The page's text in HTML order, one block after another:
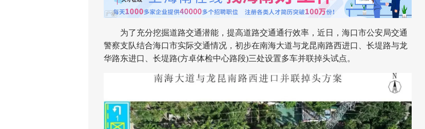
为了充分挖掘道路交通潜能，提高道路交通通行效率，近日，海口市公安局交通
警察支队结合海口市实际交通情况，初步在南海大道与龙昆南路西进口、长堤路与龙
华路东进口、长堤路(方卓体检中心路段)三处设置多车并联掉头试点。